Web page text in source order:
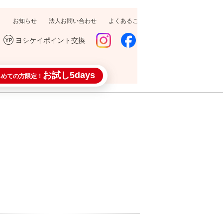
お知らせ 法人お問い合わせ よくあるご質問
ヨシケイポイント交換
ての方限定！ お試し5days